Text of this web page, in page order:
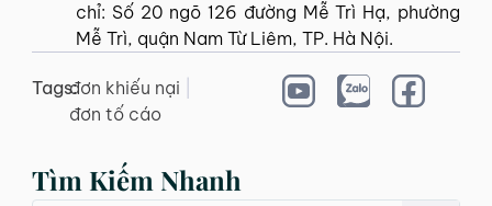
chỉ: Số 20 ngõ 126 đường Mễ Trì Hạ, phường
Mễ Trì, quận Nam Từ Liêm, TP. Hà Nội.
Tags:đơn khiếu nại
đơn tố cáo
Tìm Kiếm Nhanh